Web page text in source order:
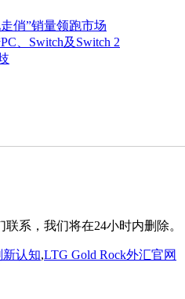
俏”销量领跑市场
、Switch及Switch 2
系，我们将在24小时内删除。
认知,LTG Gold Rock外汇官网